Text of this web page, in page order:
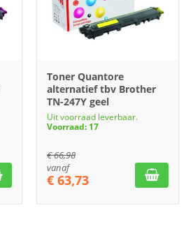
Toner Quantore
alternatief tbv Brother
TN-247Y geel
Uit voorraad leverbaar.
Voorraad: 17
€66,98
vanaf
€ 63,73